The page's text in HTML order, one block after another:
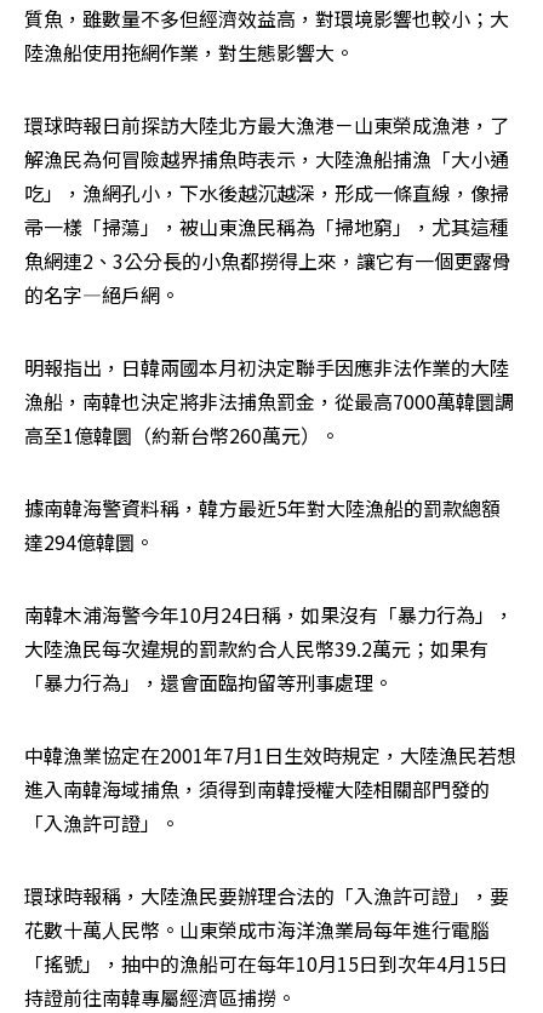
質魚，雖數量不多但經濟效益高，對環境影響也較小；大
陸漁船使用拖網作業，對生態影響大。
環球時報日前探訪大陸北方最大漁港－山東榮成漁港，了
解漁民為何冒險越界捕魚時表示，大陸漁船捕漁「大小通
吃」，漁網孔小，下水後越沉越深，形成一條直線，像掃
帚一樣「掃蕩」，被山東漁民稱為「掃地窮」，尤其這種
魚網連2、3公分長的小魚都撈得上來，讓它有一個更露骨
的名字—絕戶網。
明報指出，日韓兩國本月初決定聯手因應非法作業的大陸
漁船，南韓也決定將非法捕魚罰金，從最高7000萬韓圜調
高至1億韓圜（約新台幣260萬元）。
據南韓海警資料稱，韓方最近5年對大陸漁船的罰款總額
達294億韓圜。
南韓木浦海警今年10月24日稱，如果沒有「暴力行為」，
大陸漁民每次違規的罰款約合人民幣39.2萬元；如果有
「暴力行為」，還會面臨拘留等刑事處理。
中韓漁業協定在2001年7月1日生效時規定，大陸漁民若想
進入南韓海域捕魚，須得到南韓授權大陸相關部門發的
「入漁許可證」。
環球時報稱，大陸漁民要辦理合法的「入漁許可證」，要
花數十萬人民幣。山東榮成市海洋漁業局每年進行電腦
「搖號」，抽中的漁船可在每年10月15日到次年4月15日
持證前往南韓專屬經濟區捕撈。